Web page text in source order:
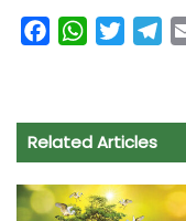
e
b
o
W
t
s
p
t
t
r
e
a
Related Articles